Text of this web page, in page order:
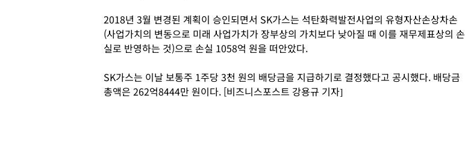
2018년 3월 변경된 계획이 승인되면서 SK가스는 석탄화력발전사업의 유형자산손상차손
(사업가치의 변동으로 미래 사업가치가 장부상의 가치보다 낮아질 때 이를 재무제표상의 손
실로 반영하는 것)으로 손실 1058억 원을 떠안았다.
SK가스는 이날 보통주 1주당 3천 원의 배당금을 지급하기로 결정했다고 공시했다. 배당금
총액은 262억8444만 원이다. [비즈니스포스트 강용규 기자]